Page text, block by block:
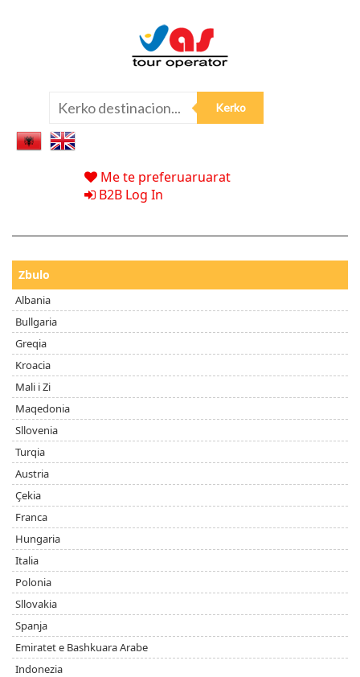
Me te preferuaruarat
B2B Log In
Zbulo
Albania
Bullgaria
Greqia
Kroacia
Mali i Zi
Maqedonia
Sllovenia
Turqia
Austria
Çekia
Franca
Hungaria
Italia
Polonia
Sllovakia
Spanja
Emiratet e Bashkuara Arabe
Indonezia